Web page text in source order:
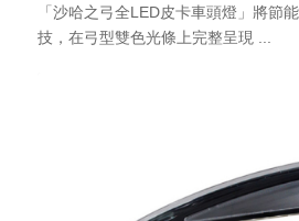
「沙哈之弓全LED皮卡車頭燈」將節
技，在弓型雙色光條上完整呈現 ...